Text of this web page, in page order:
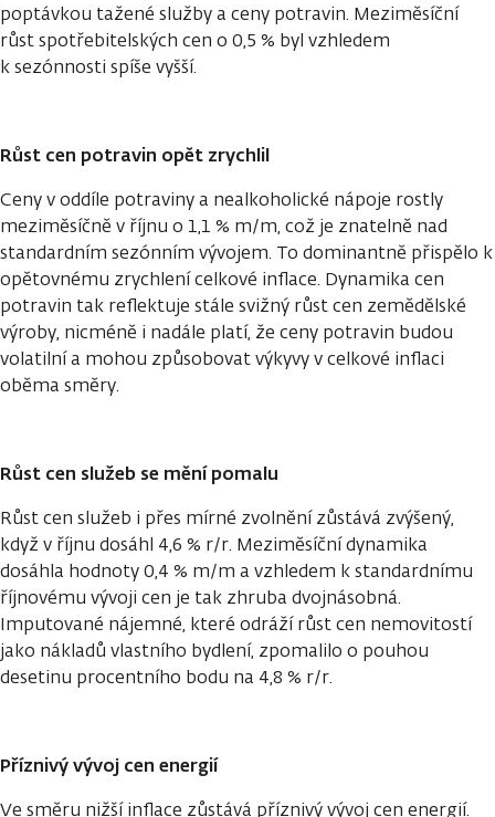
poptávkou tažené služby a ceny potravin. Meziměsíční
růst spotřebitelských cen o 0,5 % byl vzhledem
k sezónnosti spíše vyšší.
Růst cen potravin opět zrychlil
Ceny v oddíle potraviny a nealkoholické nápoje rostly
meziměsíčně v říjnu o 1,1 % m/m, což je znatelně nad
standardním sezónním vývojem. To dominantně přispělo k
opětovnému zrychlení celkové inflace. Dynamika cen
potravin tak reflektuje stále svižný růst cen zemědělské
výroby, nicméně i nadále platí, že ceny potravin budou
volatilní a mohou způsobovat výkyvy v celkové inflaci
oběma směry.
Růst cen služeb se mění pomalu
Růst cen služeb i přes mírné zvolnění zůstává zvýšený,
když v říjnu dosáhl 4,6 % r/r. Meziměsíční dynamika
dosáhla hodnoty 0,4 % m/m a vzhledem k standardnímu
říjnovému vývoji cen je tak zhruba dvojnásobná.
Imputované nájemné, které odráží růst cen nemovitostí
jako nákladů vlastního bydlení, zpomalilo o pouhou
desetinu procentního bodu na 4,8 % r/r.
Příznivý vývoj cen energií
Ve směru nižší inflace zůstává příznivý vývoj cen energií.